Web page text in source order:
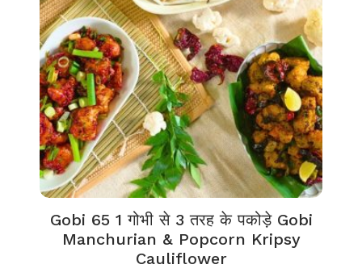
Gobi 65 1 गोभी से 3 तरह के पकोड़े Gobi
Manchurian & Popcorn Kripsy
Cauliflower